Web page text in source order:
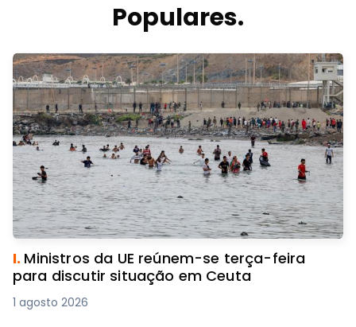
Populares.
I. Ministros da UE reúnem-se terça-feira
para discutir situação em Ceuta
1 agosto 2026